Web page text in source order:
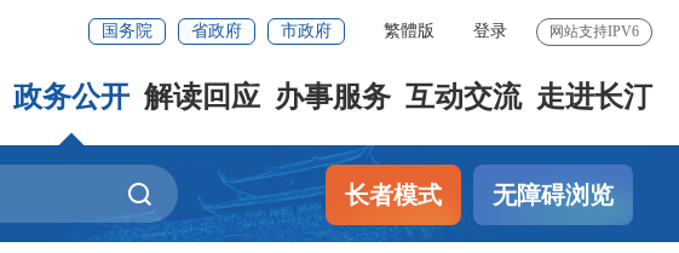
国务院 省政府 市政府 繁體版 登录 网站支持IPV6
政务公开 解读回应 办事服务 互动交流 走进长汀
长者模式 无障碍浏览